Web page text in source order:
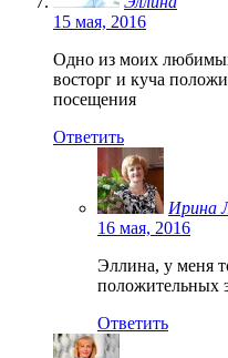
15 мая, 2016
Одно из моих
восторг и куча
посещения
Ответить
Ирина
16 мая, 2016
Эллина, у меня
положительных
Ответить